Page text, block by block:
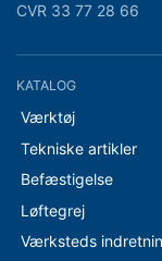
CVR 33 77 28 66
KATALOG
Værktøj
Tekniske artikler
Befæstigelse
Løftegrej
Værksteds